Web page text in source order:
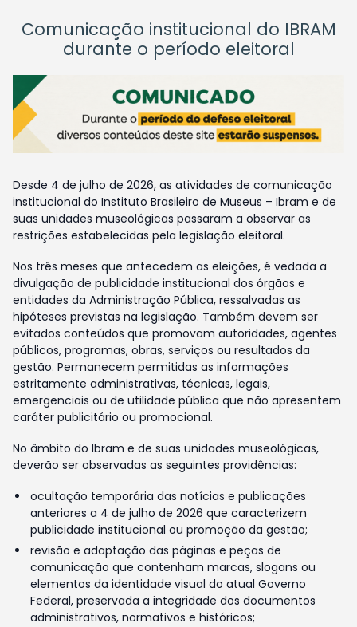
Comunicação institucional do IBRAM
durante o período eleitoral
Desde 4 de julho de 2026, as atividades de comunicação
institucional do Instituto Brasileiro de Museus – Ibram e de
suas unidades museológicas passaram a observar as
restrições estabelecidas pela legislação eleitoral.
Nos três meses que antecedem as eleições, é vedada a
divulgação de publicidade institucional dos órgãos e
entidades da Administração Pública, ressalvadas as
hipóteses previstas na legislação. Também devem ser
evitados conteúdos que promovam autoridades, agentes
públicos, programas, obras, serviços ou resultados da
gestão. Permanecem permitidas as informações
estritamente administrativas, técnicas, legais,
emergenciais ou de utilidade pública que não apresentem
caráter publicitário ou promocional.
No âmbito do Ibram e de suas unidades museológicas,
deverão ser observadas as seguintes providências:
ocultação temporária das notícias e publicações
anteriores a 4 de julho de 2026 que caracterizem
publicidade institucional ou promoção da gestão;
revisão e adaptação das páginas e peças de
comunicação que contenham marcas, slogans ou
elementos da identidade visual do atual Governo
Federal, preservada a integridade dos documentos
administrativos, normativos e históricos;